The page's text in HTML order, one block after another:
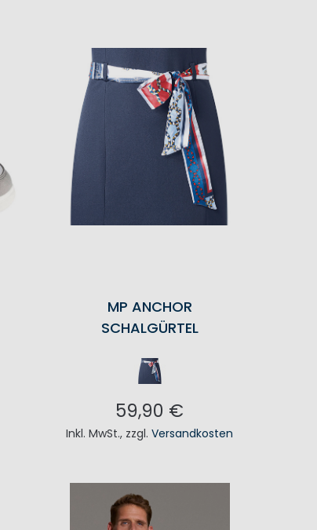
MP ANCHOR
SCHALGÜRTEL
59,90 €
Inkl. MwSt., zzgl.Versandkosten